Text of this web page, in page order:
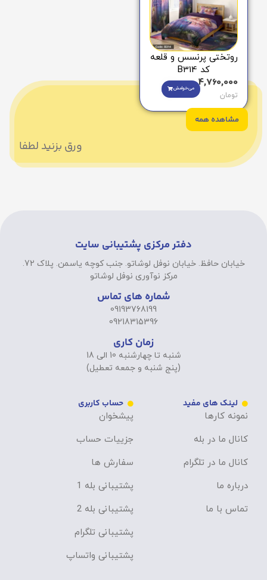
روتختی پرنسس و قلعه
کد B314
4,760,000
تومان
می‌خوامش
مشاهده همه
ورق بزنید لطفا
دفتر مرکزی پشتیبانی سایت
خیابان حافظ. خیابان نوفل لوشاتو. جنب کوچه یاسمن. پلاک 72.
مرکز نوآوری نوفل لوشاتو
شماره های تماس
09193768199
09218315396
زمان کاری
شنبه تا چهارشنبه 10 الی 18
(پنج شنبه و جمعه تعطیل)
لینک های مفید
نمونه کارها
کانال ما در بله
کانال ما در تلگرام
درباره ما
تماس با ما
حساب کاربری
پیشخوان
جزییات حساب
سفارش ها
پشتیبانی بله 1
پشتیبانی بله 2
پشتیبانی تلگرام
پشتیبانی واتساپ